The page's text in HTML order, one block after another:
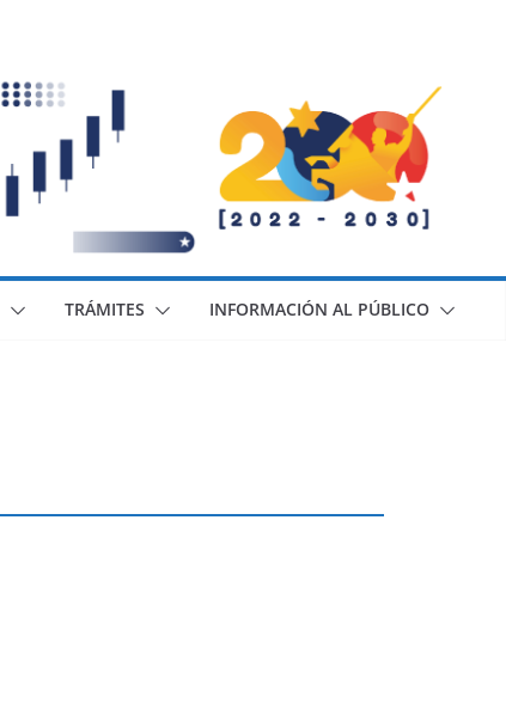
TRÁMITES INFORMACIÓN AL PÚBLICO